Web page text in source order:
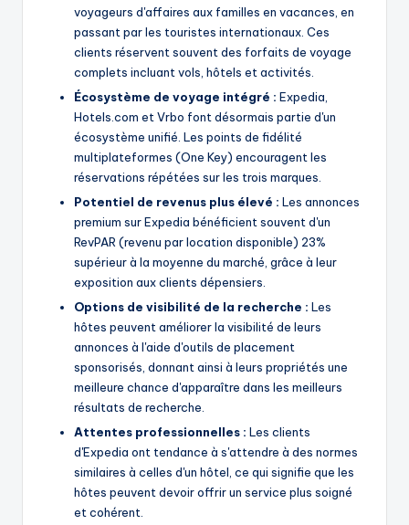
voyageurs d'affaires aux familles en vacances, en
passant par les touristes internationaux. Ces
clients réservent souvent des forfaits de voyage
complets incluant vols, hôtels et activités.
Écosystème de voyage intégré : Expedia,
Hotels.com et Vrbo font désormais partie d'un
écosystème unifié. Les points de fidélité
multiplateformes (One Key) encouragent les
réservations répétées sur les trois marques.
Potentiel de revenus plus élevé : Les annonces
premium sur Expedia bénéficient souvent d'un
RevPAR (revenu par location disponible) 23%
supérieur à la moyenne du marché, grâce à leur
exposition aux clients dépensiers.
Options de visibilité de la recherche : Les
hôtes peuvent améliorer la visibilité de leurs
annonces à l'aide d'outils de placement
sponsorisés, donnant ainsi à leurs propriétés une
meilleure chance d'apparaître dans les meilleurs
résultats de recherche.
Attentes professionnelles : Les clients
d'Expedia ont tendance à s'attendre à des normes
similaires à celles d'un hôtel, ce qui signifie que les
hôtes peuvent devoir offrir un service plus soigné
et cohérent.